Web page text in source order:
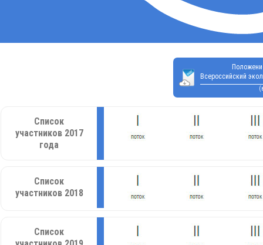
Всероссийский
Список
участников 2017
года
Список
участников 2018
Список